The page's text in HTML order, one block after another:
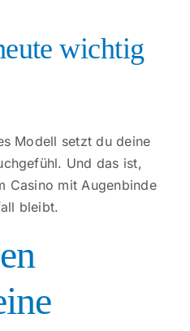
wichtig
Modell setzt du deine
Und das ist,
Casino mit Augenbinde
bleibt.